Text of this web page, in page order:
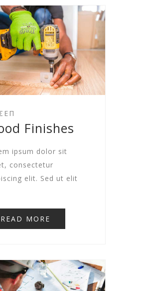
Finishes
ipsum dolor sit
consectetur
elit. Sed ut elit
READ MORE